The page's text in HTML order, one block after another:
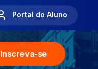
Portal do Aluno
Inscreva-se